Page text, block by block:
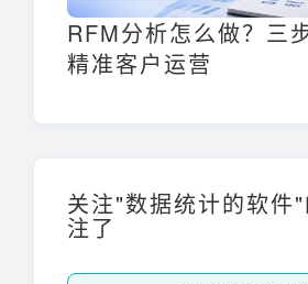
RFM分析怎么做？三
精准客户运营
关注"数据统计的软件
注了